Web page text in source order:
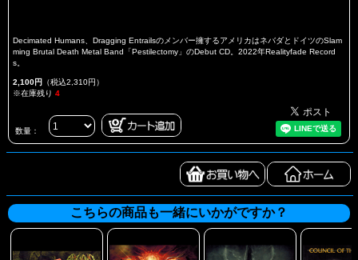
Decimated Humans、Dragging Entrailsのメンバー擁するアメリカはネバダとドイツのSlam
ming Brutal Death Metal Band「Pestilectomy」のDebut CD。2022年Realityfade Record
s。
2,100円 （税込2,310円）
※在庫残り 4
数量：
こちらの商品も一緒にいかがですか？